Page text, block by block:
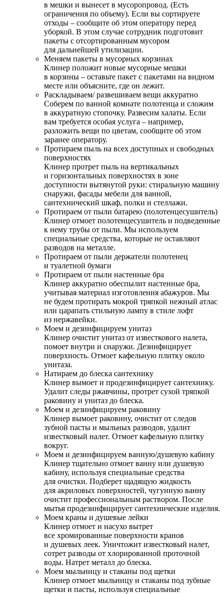
в мешки и вынесет в мусоропровод. (Есть
ограничения по объему). Если вы сортируете
отходы – сообщите об этом оператору перед
уборкой. В этом случае сотрудник подготовит
пакеты с отсортированным мусором
для дальнейшей утилизации.
Меняем пакеты в мусорных корзинах
Клинер положит новые мусорные мешки
в корзины – оставьте пакет с пакетами на видном
месте или объясните, где он лежит.
Раскладываем/ развешиваем вещи аккуратно
Соберем по ванной комнате полотенца и сложим
в аккуратную стопочку. Развесим халаты. Если
вам требуется особая услуга – например,
разложить вещи по цветам, сообщите об этом
заранее оператору.
Протираем пыль на всех доступных и свободных
поверхностях
Клинер протрет пыль на вертикальных
и горизонтальных поверхностях в зоне
доступности вытянутой руки: стиральную машину
снаружи, фасады мебели для ванной,
сантехнический шкаф, полки и стеллажи.
Протираем от пыли батарею (полотенцесушитель)
Клинер отмоет полотенцесушитель и подведенные
к нему трубы от пыли. Мы используем
специальные средства, которые не оставляют
разводов на металле.
Протираем от пыли держатели полотенец
и туалетной бумаги
Протираем от пыли настенные бра
Клинер аккуратно обеспылит настенные бра,
учитывая материал изготовления абажуров. Мы
не будем протирать мокрой тряпкой нежный атлас
или царапать стильную лампу в стиле лофт
из нержавейки.
Моем и дезинфицируем унитаз
Клинер очистит унитаз от известкового налета,
помоет внутри и снаружи. Дезинфицирует
поверхность. Отмоет кафельную плитку около
унитаза.
Натираем до блеска сантехнику
Клинер вымоет и продезинфицирует сантехнику.
Удалит следы ржавчины, протрет сухой тряпкой
раковину и унитаз до блеска.
Моем и дезинфицируем раковину
Клинер вымоет раковину, очистит от следов
зубной пасты и мыльных разводов, удалит
известковый налет. Отмоет кафельную плитку
вокруг.
Моем и дезинфицируем ванную/душевую кабину
Клинер тщательно отмоет ванну или душевую
кабину, используя специальные средства
для очистки. Подберет щадящую жидкость
для акриловых поверхностей, чугунную ванну
очистит профессиональным раствором. После
мытья продезинфицирует сантехнические изделия.
Моем краны и душевые лейки
Клинер отмоет и насухо вытрет
все хромированные поверхности кранов
и душевых леек. Уничтожит известковый налет,
сотрет разводы от хлорированной проточной
воды. Натрет металл до блеска.
Моем мыльницу и стаканы под щетки
Клинер отмоет мыльницу и стаканы под зубные
щетки и пасты, используя специальные